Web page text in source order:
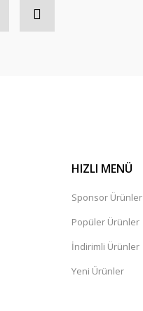
HIZLI MENÜ
Sponsor Ürünler
Popüler Ürünler
İndirimli Ürünler
Yeni Ürünler